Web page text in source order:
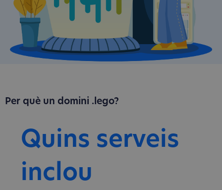
Per què un domini .lego?
Quins serveis
inclou